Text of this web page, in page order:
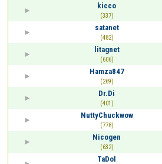
kicco
(337)
satanet
(482)
litagnet
(606)
Hamza847
(269)
Dr.Di
(401)
NuttyChuckwow
(778)
Nicogen
(632)
TaDol